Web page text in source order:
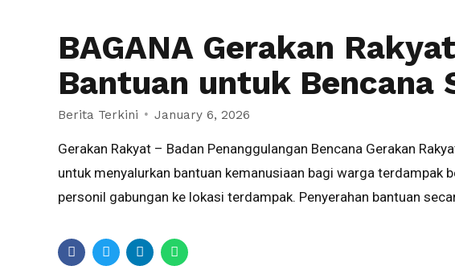
BAGANA Gerakan
Bantuan untuk Bencana
Berita Terkini January 6, 2026
Gerakan Rakyat – Badan Penanggulangan Bencana Gerakan
untuk menyalurkan bantuan kemanusiaan bagi warga
personil gabungan ke lokasi terdampak. Penyerahan bantuan